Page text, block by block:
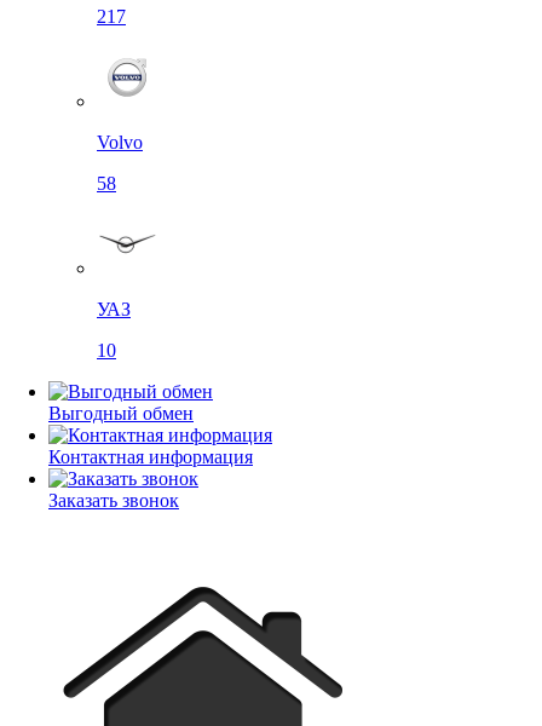
217
Volvo
58
УАЗ
10
Выгодный обмен
Контактная информация
Заказать звонок